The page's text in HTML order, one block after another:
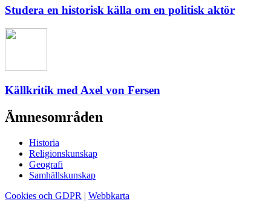
Studera en historisk källa om en politisk aktör
Källkritik med Axel von Fersen
Ämnesområden
Historia
Religionskunskap
Geografi
Samhällskunskap
Cookies och GDPR | Webbkarta